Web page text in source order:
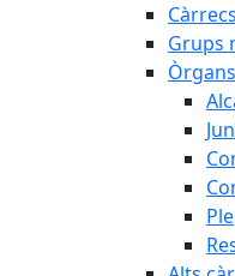
Grups
Ple